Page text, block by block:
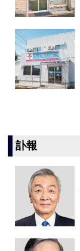
訃報